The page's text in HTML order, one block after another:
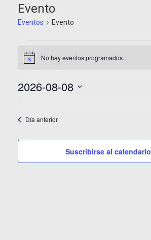
Evento
Eventos Evento
Eventos
en
8
2026
Aviso No hay eventos programados.
2026-08-08
fecha.
Día anterior
Suscribirse al calendario